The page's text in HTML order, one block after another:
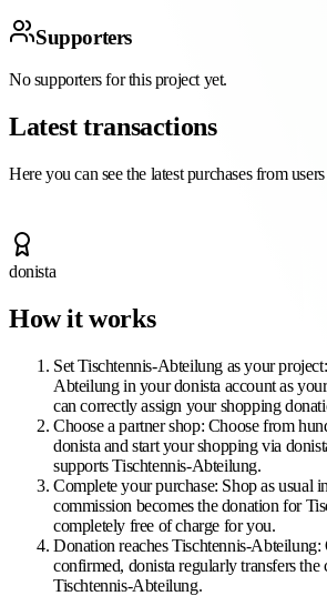
Supporters
No supporters for this project yet.
Latest transactions
Here you can see the latest purchases from
donista
How it works
Set Tischtennis-Abteilung as your project:
Abteilung in your donista account as
can correctly assign your shopping
Choose a partner shop: Choose from
donista and start your shopping via
supports Tischtennis-Abteilung.
Complete your purchase: Shop as usual
commission becomes the donation for
completely free of charge for you.
Donation reaches Tischtennis-Abteilung:
confirmed, donista regularly transfers the
Tischtennis-Abteilung.